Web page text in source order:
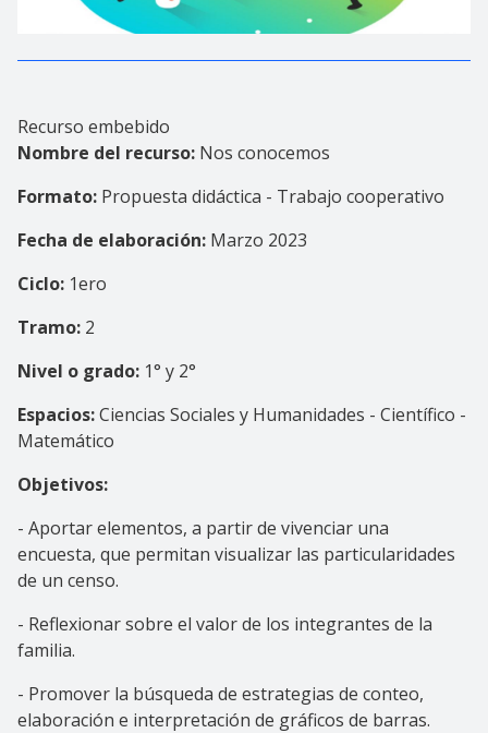
Recurso embebido
Nombre del recurso: Nos conocemos
Formato: Propuesta didáctica - Trabajo cooperativo
Fecha de elaboración: Marzo 2023
Ciclo: 1ero
Tramo: 2
Nivel o grado: 1° y 2°
Espacios:Ciencias Sociales y Humanidades - Científico -
Matemático
Objetivos:
- Aportar elementos, a partir de vivenciar una
encuesta, que permitan visualizar las particularidades
de un censo.
- Reflexionar sobre el valor de los integrantes de la
familia.
- Promover la búsqueda de estrategias de conteo,
elaboración e interpretación de gráficos de barras.